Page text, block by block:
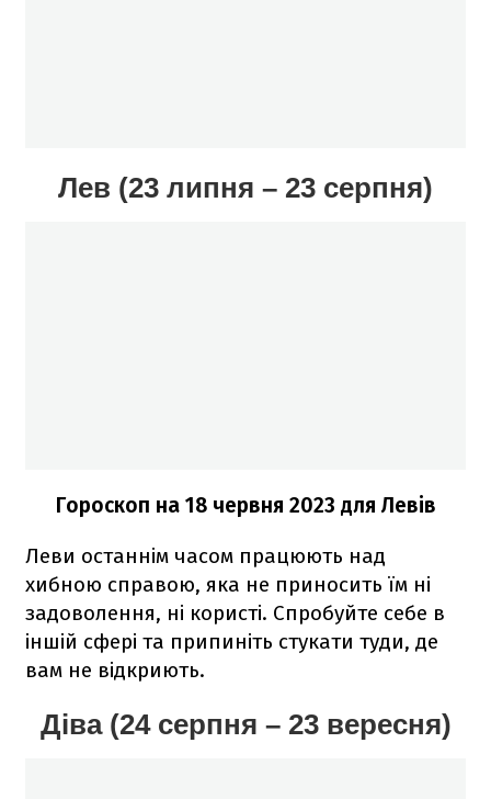
Лев (23 липня – 23 серпня)
Гороскоп на 18 червня 2023 для Левів
Леви останнім часом працюють над
хибною справою, яка не приносить їм ні
задоволення, ні користі. Спробуйте себе в
іншій сфері та припиніть стукати туди, де
вам не відкриють.
Діва (24 серпня – 23 вересня)